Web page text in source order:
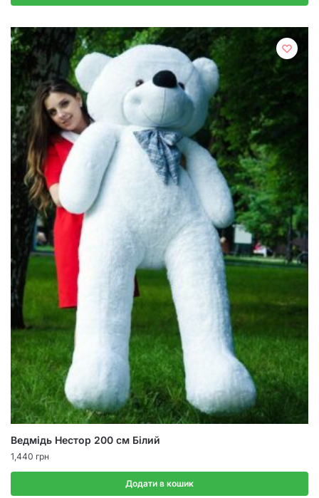
Ведмідь Нестор 200 см Білий
1,440 грн
Додати в кошик